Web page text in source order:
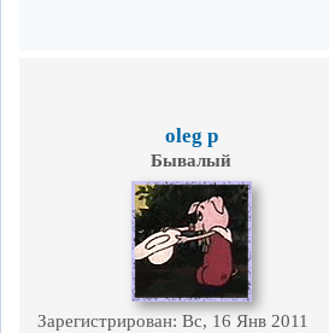
oleg p
Бывалый
Зарегистрирован: Вс, 16 Янв 2011